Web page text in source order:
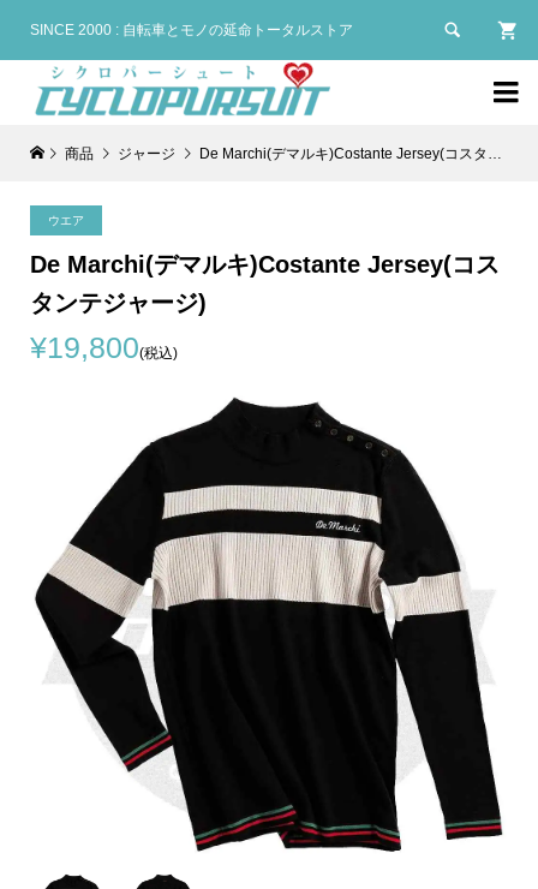
SINCE 2000 : 自転車とモノの延命トータルストア 

商品 ジャージ De Marchi(デマルキ)Costante Jersey(コスタンテジャージ)
ウエア
De Marchi(デマルキ)Costante Jersey(コス
タンテジャージ)
¥19,800(税込)